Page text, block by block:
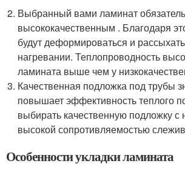
Выбранный вами ламинат
высококачественным . Благодаря
будут деформироваться и
нагревании. Теплопроводность
ламината выше чем у
Качественная подложка под трубы
повышает эффективность теплого
выбирать качественную подложку с
высокой сопротивляемостью
Особенности укладки ламината